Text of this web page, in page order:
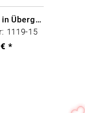
Pretty Ballerina in Übergrößen
1119-15
*